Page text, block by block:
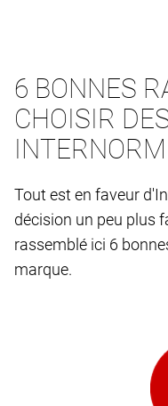
6 BONNES
CHOISIR
INTERNORM
Tout est en faveur
décision un peu plus
rassemblé ici 6
marque.